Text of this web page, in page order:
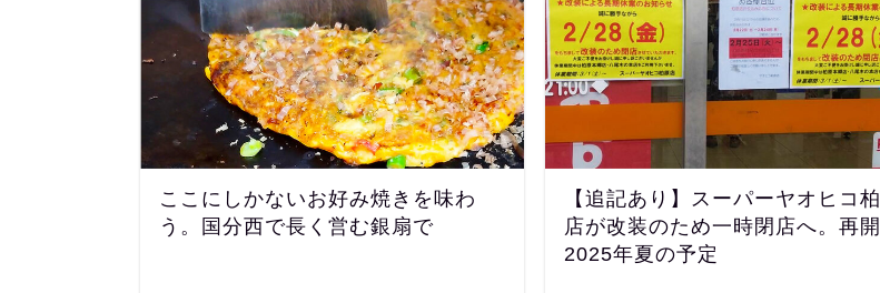
ここにしかないお好み焼きを味わ
う。国分西で長く営む銀扇で
【追記あり】スーパーヤオヒコ
店が改装のため一時閉店へ。再
2025年夏の予定